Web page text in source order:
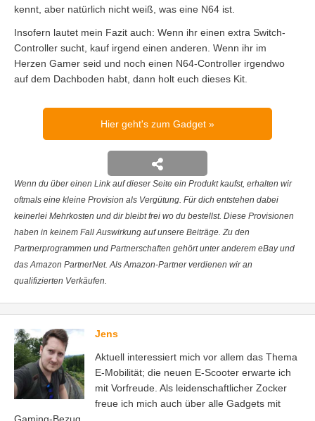
kennt, aber natürlich nicht weiß, was eine N64 ist.
Insofern lautet mein Fazit auch: Wenn ihr einen extra Switch-
Controller sucht, kauf irgend einen anderen. Wenn ihr im
Herzen Gamer seid und noch einen N64-Controller irgendwo
auf dem Dachboden habt, dann holt euch dieses Kit.
Hier geht's zum Gadget
Wenn du über einen Link auf dieser Seite ein Produkt kaufst, erhalten wir
oftmals eine kleine Provision als Vergütung. Für dich entstehen dabei
keinerlei Mehrkosten und dir bleibt frei wo du bestellst. Diese Provisionen
haben in keinem Fall Auswirkung auf unsere Beiträge. Zu den
Partnerprogrammen und Partnerschaften gehört unter anderem eBay und
das Amazon PartnerNet. Als Amazon-Partner verdienen wir an
qualifizierten Verkäufen.
Jens
Aktuell interessiert mich vor allem das Thema
E-Mobilität; die neuen E-Scooter erwarte ich
mit Vorfreude. Als leidenschaftlicher Zocker
freue ich mich auch über alle Gadgets mit